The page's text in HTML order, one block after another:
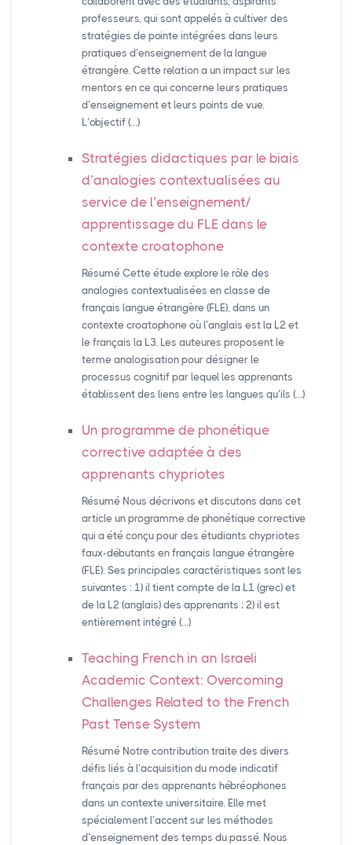
professeurs, qui sont appelés à cultiver des
stratégies de pointe intégrées dans leurs
pratiques d’enseignement de la langue
étrangère. Cette relation a un impact sur les
mentors en ce qui concerne leurs pratiques
d’enseignement et leurs points de vue.
L’objectif (…)
Stratégies didactiques par le biais
d’analogies contextualisées au
service de l’enseignement/
apprentissage du FLE dans le
contexte croatophone
Résumé Cette étude explore le rôle des
analogies contextualisées en classe de
français langue étrangère (FLE), dans un
contexte croatophone où l’anglais est la L2 et
le français la L3. Les auteures proposent le
terme analogisation pour désigner le
processus cognitif par lequel les apprenants
établissent des liens entre les langues qu’ils (…)
Un programme de phonétique
corrective adaptée à des
apprenants chypriotes
Résumé Nous décrivons et discutons dans cet
article un programme de phonétique corrective
qui a été conçu pour des étudiants chypriotes
faux-débutants en français langue étrangère
(FLE). Ses principales caractéristiques sont les
suivantes : 1) il tient compte de la L1 (grec) et
de la L2 (anglais) des apprenants ; 2) il est
entièrement intégré (…)
Teaching French in an Israeli
Academic Context: Overcoming
Challenges Related to the French
Past Tense System
Résumé Notre contribution traite des divers
défis liés à l’acquisition du mode indicatif
français par des apprenants hébréophones
dans un contexte universitaire. Elle met
spécialement l’accent sur les méthodes
d’enseignement des temps du passé. Nous